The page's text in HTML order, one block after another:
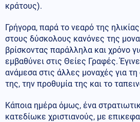
κράτους).
Γρήγορα, παρά το νεαρό της
στους δύσκολους κανόνες της
βρίσκοντας παράλληλα και χρόνο
εμβαθύνει στις Θείες Γραφές.
ανάμεσα στις άλλες μοναχές για
της, την προθυμία της και το
Κάποια ημέρα όμως, ένα
κατεδίωκε χριστιανούς, με